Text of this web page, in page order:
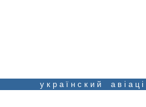
у к р а ї н с к и й а в і а